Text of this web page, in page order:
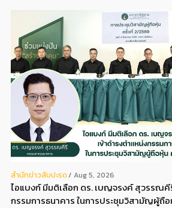
สํานักข่าวสับปะรด Aug 5, 2026
ไอแบงก์ มีมติเลือก ดร. เบญจรงค์ สุวรรณคี
กรรมการธนาคาร ในการประชุมวิสามัญผู้ถื